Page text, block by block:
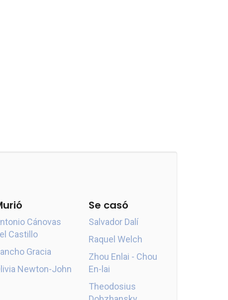
Cánovas
Castillo
Gracia
Newton-John
Se casó
Salvador Dalí
Raquel Welch
Zhou Enlai - Chou
En-lai
Theodosius